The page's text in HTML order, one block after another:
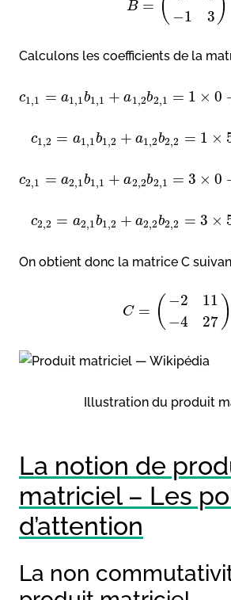
B =
−1
3
Calculons les coefficients de la
c1,1 = a1,1b1,1 + a1,2b2,1 = 1 × 0
c1,2 = a1,1b1,2 + a1,2b2,2 = 1 ×
c2,1 = a2,1b1,1 + a2,2b2,1 = 3 × 0
c2,2 = a2,1b1,2 + a2,2b2,2 = 3 ×
On obtient donc la matrice C
C = ( −2
−4
11
27 )
Illustration du produit
La notion de
matriciel – Les
d’attention
La non